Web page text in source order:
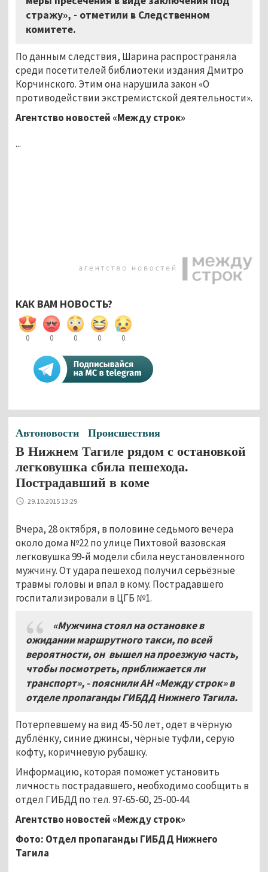
стражу», - отметили в Следственном
комитете.
По данным следствия, Шарина распространяла
среди посетителей библиотеки издания Дмитро
Корчинского. Этим она нарушила закон «О
противодействии экстремистской деятельности».
Агентство новостей «Между строк»
...
КАК ВАМ НОВОСТЬ?
0 0 0 0 0
Автоновости Происшествия
В Нижнем Тагиле рядом с остановкой
легковушка сбила пешехода.
Пострадавший в коме
29.10.2015 13:29
Вчера, 28 октября, в половине седьмого вечера
около дома №22 по улице Пихтовой вазовская
легковушка 99-й модели сбила неустановленного
мужчину. От удара пешеход получил серьёзные
травмы головы и впал в кому. Пострадавшего
госпитализировали в ЦГБ №1.
«Мужчина стоял на остановке в
ожидании маршрутного такси, по всей
вероятности, он вышел на проезжую часть,
чтобы посмотреть, приближается ли
транспорт», - пояснили АН «Между строк» в
отделе пропаганды ГИБДД Нижнего Тагила.
Потерпевшему на вид 45-50 лет, одет в чёрную
дублёнку, синие джинсы, чёрные туфли, серую
кофту, коричневую рубашку.
Информацию, которая поможет установить
личность пострадавшего, необходимо сообщить в
отдел ГИБДД по тел. 97-65-60, 25-00-44.
Агентство новостей «Между строк»
Фото: Отдел пропаганды ГИБДД Нижнего
Тагила